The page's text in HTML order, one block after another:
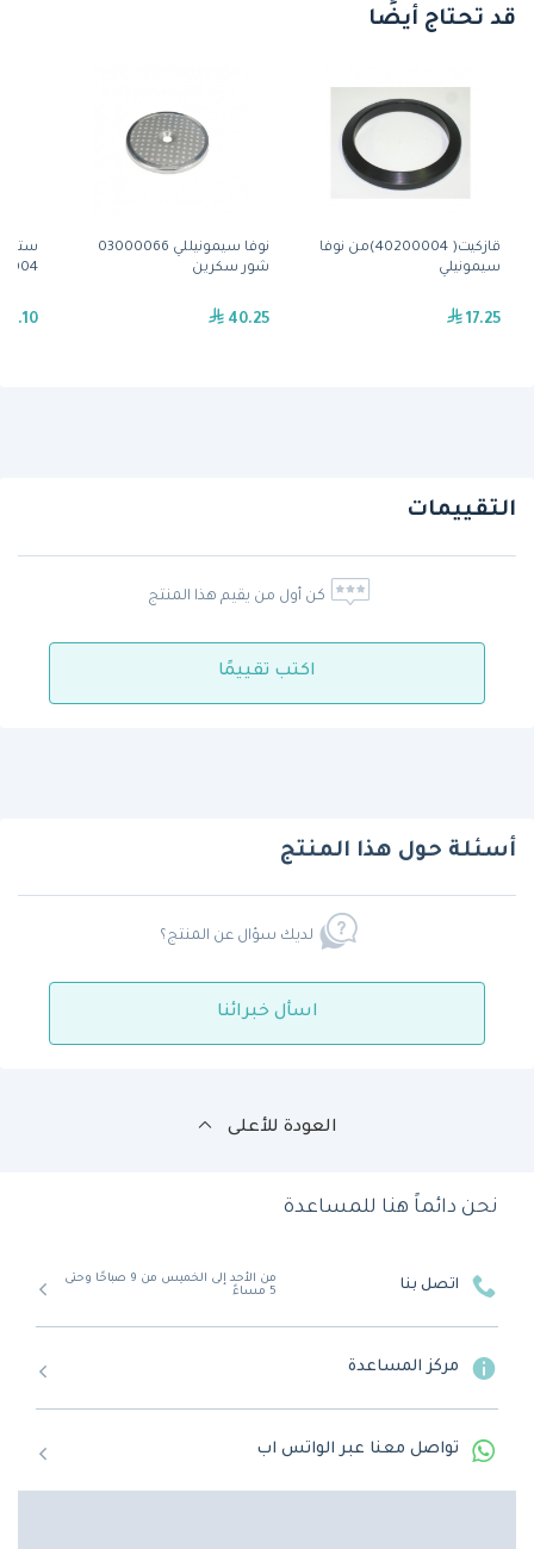
قد تحتاج أيضًا
قازكيت( 40200004)من نوفا
سيمونيلي
17.25
نوفا سيمونيللي 03000066
شور سكرين
40.25
ستيم
98008004)من
التقييمات
كن أول من يقيم هذا المنتج
اكتب تقييمًا
أسئلة حول هذا المنتج
لديك سؤال عن المنتج؟
اسأل خبرائنا
العودة للأعلى
نحن دائماً هنا للمساعدة
اتصل بنا
من الأحد إلى الخميس من 9 صباحًا وحتى
5 مساءً
مركز المساعدة
تواصل معنا عبر الواتس اب